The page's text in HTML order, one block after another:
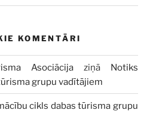
KOMENTĀRI
Asociācija ziņā Notiks
grupu vadītājiem
cikls dabas tūrisma grupu